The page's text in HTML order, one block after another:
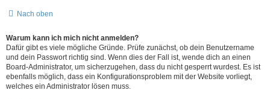
Nach oben
Warum kann ich mich nicht anmelden?
Dafür gibt es viele mögliche Gründe. Prüfe zunächst, ob dein Benutzername
und dein Passwort richtig sind. Wenn dies der Fall ist, wende dich an einen
Board-Administrator, um sicherzugehen, dass du nicht gesperrt wurdest. Es ist
ebenfalls möglich, dass ein Konfigurationsproblem mit der Website vorliegt,
welches ein Administrator lösen muss.